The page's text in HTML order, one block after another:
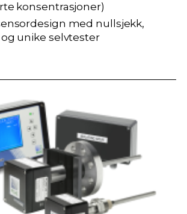
konsentrasjoner)
med nullsjekk,
unike selvtester